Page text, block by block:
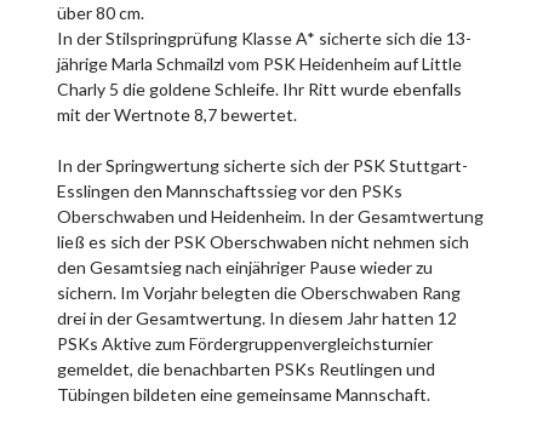
über 80 cm.
In der Stilspringprüfung Klasse A* sicherte sich die 13-
jährige Marla Schmailzl vom PSK Heidenheim auf Little
Charly 5 die goldene Schleife. Ihr Ritt wurde ebenfalls
mit der Wertnote 8,7 bewertet.
In der Springwertung sicherte sich der PSK Stuttgart-
Esslingen den Mannschaftssieg vor den PSKs
Oberschwaben und Heidenheim. In der Gesamtwertung
ließ es sich der PSK Oberschwaben nicht nehmen sich
den Gesamtsieg nach einjähriger Pause wieder zu
sichern. Im Vorjahr belegten die Oberschwaben Rang
drei in der Gesamtwertung. In diesem Jahr hatten 12
PSKs Aktive zum Fördergruppenvergleichsturnier
gemeldet, die benachbarten PSKs Reutlingen und
Tübingen bildeten eine gemeinsame Mannschaft.